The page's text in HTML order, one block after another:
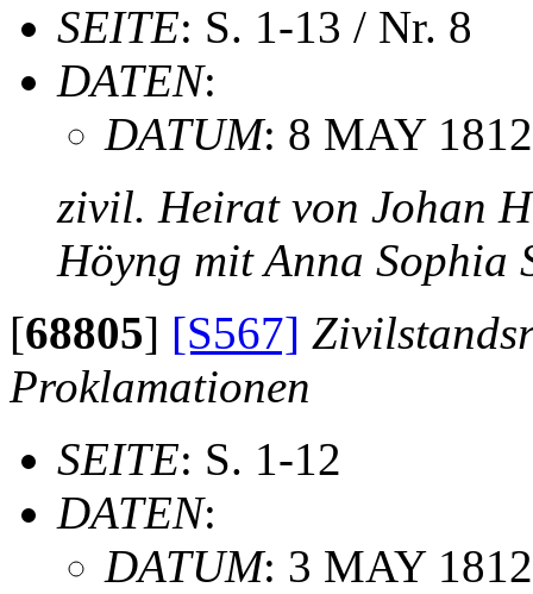
SEITE: S. 1-13 / Nr. 8
DATEN:
DATUM: 8 MAY 1812
zivil. Heirat von Johan
Höyng mit Anna Sophia
[68805] [S567]
Proklamationen
SEITE: S. 1-12
DATEN:
DATUM: 3 MAY 1812